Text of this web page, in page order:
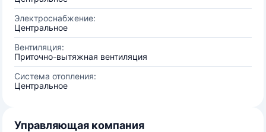
Электроснабжение:
Центральное
Вентиляция:
Приточно-вытяжная вентиляция
Система отопления:
Центральное
Управляющая компания